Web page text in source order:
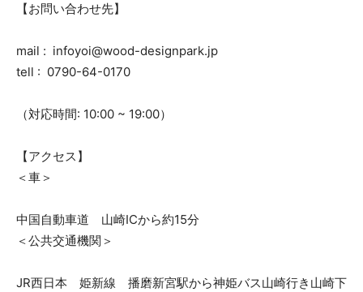
【お問い合わせ先】
mail : infoyoi@wood-designpark.jp
tell : 0790-64-0170
（対応時間: 10:00 ~ 19:00）
【アクセス】
＜車＞
中国自動車道 山崎ICから約15分
＜公共交通機関＞
JR西日本 姫新線 播磨新宮駅から神姫バス山崎行き山崎下